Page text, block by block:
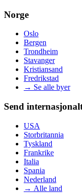
Norge
Oslo
Bergen
Trondheim
Stavanger
Kristiansand
Fredrikstad
→ Se alle byer
Send
USA
Storbritannia
Tyskland
Frankrike
Italia
Spania
Nederland
→ Alle land